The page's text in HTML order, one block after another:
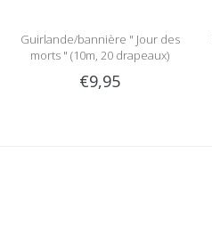
Guirlande/bannière " Jour des
morts " (10m, 20 drapeaux)
€9,95